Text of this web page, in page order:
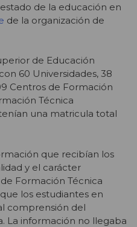
de la educación en
de la organización de
de Educación
60 Universidades, 38
Centros de Formación
Técnica
una matricula total
que recibían los
y el carácter
Formación Técnica
los estudiantes en
comprensión del
La información no llegaba